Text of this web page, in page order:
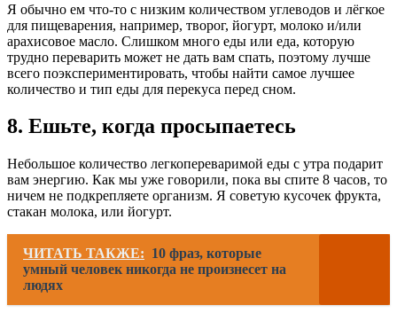
Я обычно ем что-то с низким количеством углеводов и лёгкое
для пищеварения, например, творог, йогурт, молоко и/или
арахисовое масло. Слишком много еды или еда, которую
трудно переварить может не дать вам спать, поэтому лучше
всего поэкспериментировать, чтобы найти самое лучшее
количество и тип еды для перекуса перед сном.
8. Ешьте, когда просыпаетесь
Небольшое количество легкопереваримой еды с утра подарит
вам энергию. Как мы уже говорили, пока вы спите 8 часов, то
ничем не подкрепляете организм. Я советую кусочек фрукта,
стакан молока, или йогурт.
ЧИТАТЬ ТАКЖЕ: 10 фраз, которые
умный человек никогда не произнесет на
людях